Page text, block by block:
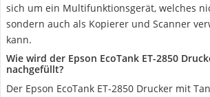
sich um ein Multifunktionsgerät, welches
sondern auch als Kopierer und Scanner
kann.
Wie wird der Epson EcoTank ET-2850
nachgefüllt?
Der Epson EcoTank ET-2850 Drucker mit